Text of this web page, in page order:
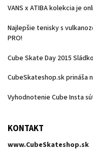
VANS x ATIBA kolekcia je
Najlepšie tenisky s
PRO!
Cube Skate Day 2015
CubeSkateshop.sk prináša
Vyhodnotenie Cube Insta
KONTAKT
www.CubeSkateshop.sk